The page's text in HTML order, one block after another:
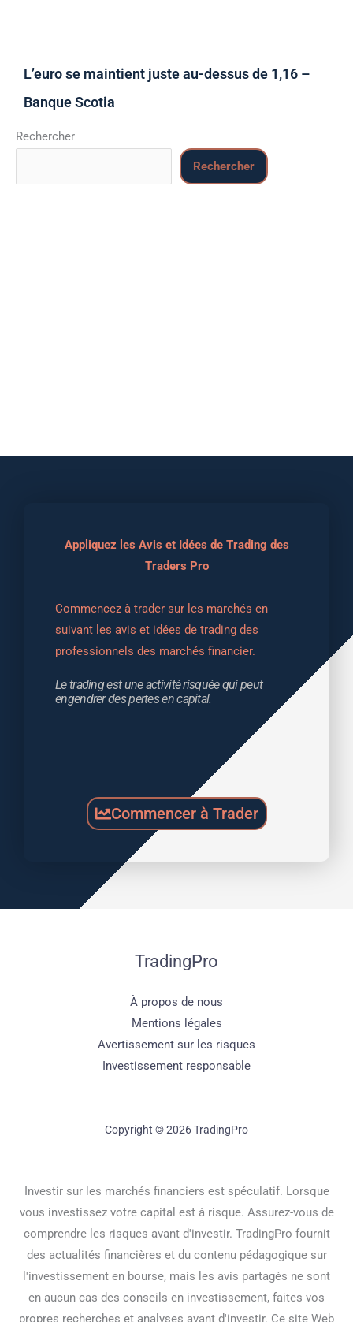
L’euro se maintient juste au-dessus de 1,16 –
Banque Scotia
Rechercher
Rechercher
Appliquez les Avis et Idées de Trading des
Traders Pro
Commencez à trader sur les marchés en
suivant les avis et idées de trading des
professionnels des marchés financier.
Le trading est une activité risquée qui peut
engendrer des pertes en capital.
Commencer à Trader
TradingPro
À propos de nous
Mentions légales
Avertissement sur les risques
Investissement responsable
Copyright © 2026 TradingPro
Investir sur les marchés financiers est spéculatif. Lorsque
vous investissez votre capital est à risque. Assurez-vous de
comprendre les risques avant d'investir. TradingPro fournit
des actualités financières et du contenu pédagogique sur
l'investissement en bourse, mais les avis partagés ne sont
en aucun cas des conseils en investissement, faites vos
propres recherches et analyses avant d'investir. Ce site Web